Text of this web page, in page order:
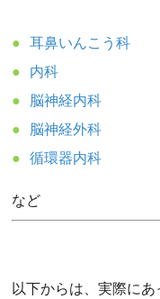
耳鼻いんこう科
内科
脳神経内科
脳神経外科
循環器内科
など
以下からは、実際に